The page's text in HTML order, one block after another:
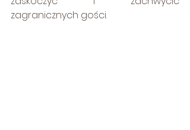
zagranicznych gości.